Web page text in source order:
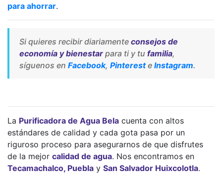
para ahorrar.
Si quieres recibir diariamente consejos de
economía y bienestar para ti y tu familia,
síguenos en Facebook, Pintereste Instagram.
La Purificadora de Agua Bela cuenta con altos
estándares de calidad y cada gota pasa por un
riguroso proceso para asegurarnos de que disfrutes
de la mejor calidad de agua. Nos encontramos en
Tecamachalco, Puebla y San Salvador Huixcolotla.